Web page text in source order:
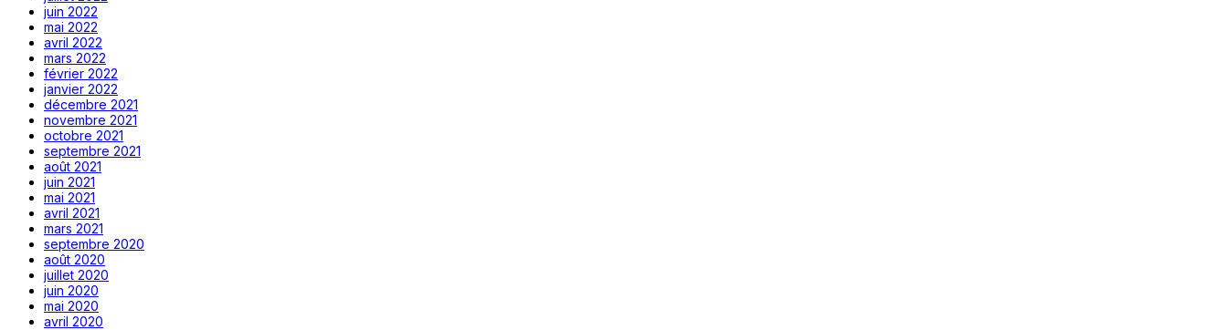
juin 2022
mai 2022
avril 2022
mars 2022
février 2022
janvier 2022
décembre 2021
novembre 2021
octobre 2021
septembre 2021
août 2021
juin 2021
mai 2021
avril 2021
mars 2021
septembre 2020
août 2020
juillet 2020
juin 2020
mai 2020
avril 2020